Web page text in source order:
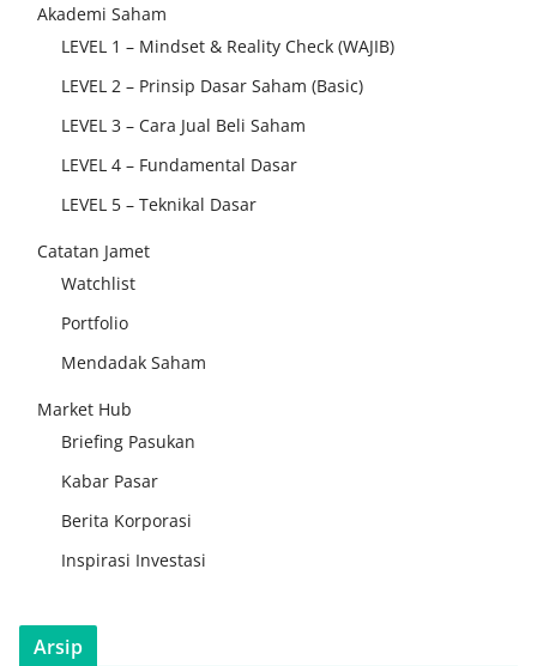
Akademi Saham
LEVEL 1 – Mindset & Reality Check (WAJIB)
LEVEL 2 – Prinsip Dasar Saham (Basic)
LEVEL 3 – Cara Jual Beli Saham
LEVEL 4 – Fundamental Dasar
LEVEL 5 – Teknikal Dasar
Catatan Jamet
Watchlist
Portfolio
Mendadak Saham
Market Hub
Briefing Pasukan
Kabar Pasar
Berita Korporasi
Inspirasi Investasi
Arsip